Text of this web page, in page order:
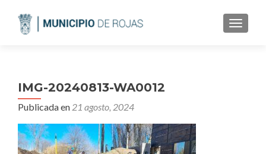
IMG-20240813-WA0012
Publicada en 21 agosto, 2024